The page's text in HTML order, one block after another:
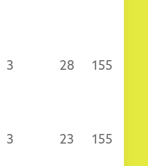
3 28 155
3 23 155